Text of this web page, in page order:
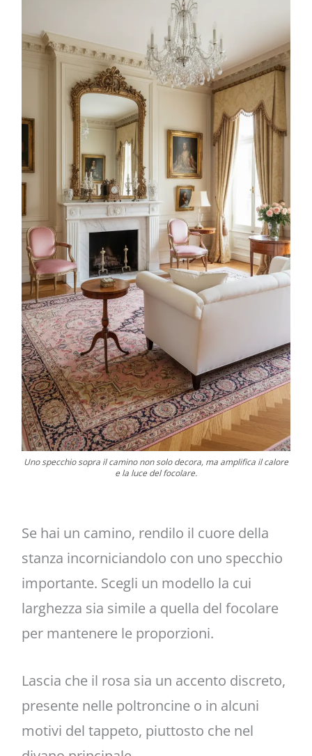
Uno specchio sopra il camino non solo decora, ma amplifica il calore
e la luce del focolare.
Se hai un camino, rendilo il cuore della
stanza incorniciandolo con uno specchio
importante. Scegli un modello la cui
larghezza sia simile a quella del focolare
per mantenere le proporzioni.
Lascia che il rosa sia un accento discreto,
presente nelle poltroncine o in alcuni
motivi del tappeto, piuttosto che nel